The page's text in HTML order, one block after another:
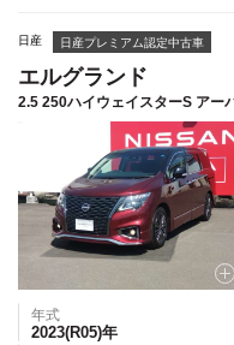
日産 日産プレミアム認定中古車
エルグランド
2.5 250ハイウェイスターS アー
年式
2023(R05)年